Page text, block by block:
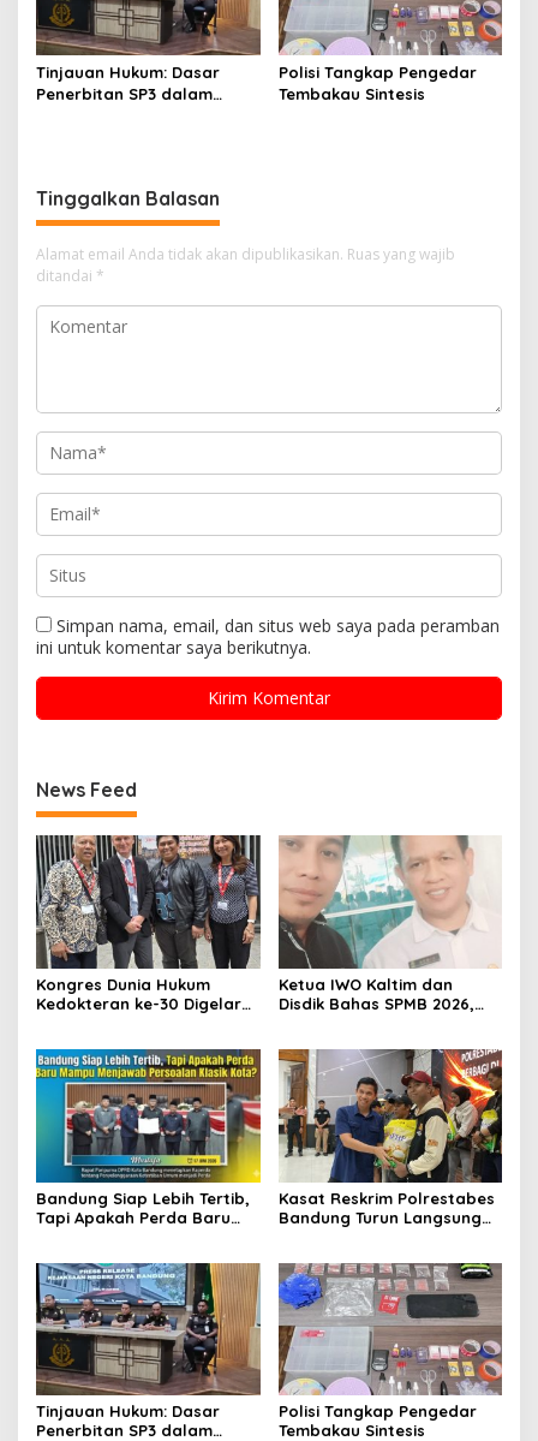
Tinjauan Hukum: Dasar
Penerbitan SP3 dalam
Polisi Tangkap Pengedar
Tembakau Sintesis
Tinggalkan Balasan
Alamat email Anda tidak akan dipublikasikan. Ruas yang wajib
ditandai *
Simpan nama, email, dan situs web saya pada peramban
ini untuk komentar saya berikutnya.
News Feed
Kongres Dunia Hukum
Kedokteran ke-30 Digelar
Global Kesehatan
Ketua IWO Kaltim dan
Disdik Bahas SPMB 2026,
bagi Calon Murid
Bandung Siap Lebih Tertib,
Tapi Apakah Perda Baru
Kasat Reskrim Polrestabes
Bandung Turun Langsung
Tinjauan Hukum: Dasar
Penerbitan SP3 dalam
Polisi Tangkap Pengedar
Tembakau Sintesis